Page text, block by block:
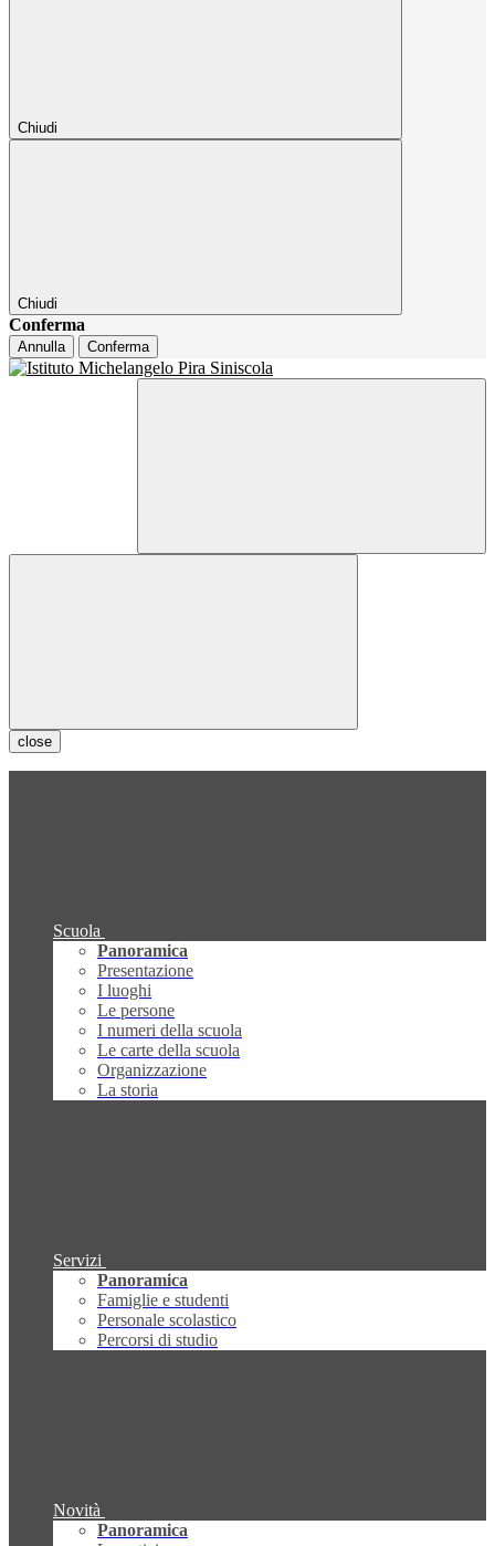
Chiudi
Chiudi
Conferma
Annulla Conferma
close
Scuola
Panoramica
Presentazione
I luoghi
Le persone
I numeri della scuola
Le carte della scuola
Organizzazione
La storia
Servizi
Panoramica
Famiglie e studenti
Personale scolastico
Percorsi di studio
Novità
Panoramica